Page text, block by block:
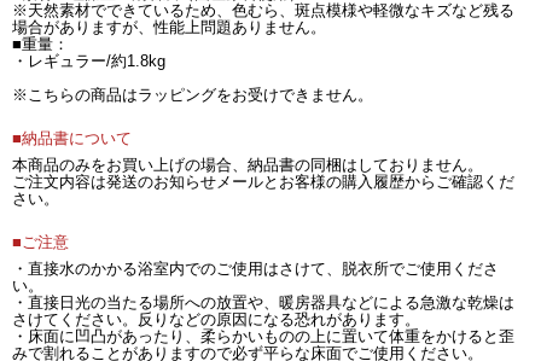
※天然素材でできているため、色むら、斑点模様や軽微なキズなど残る
場合がありますが、性能上問題ありません。
■重量：
・レギュラー/約1.8kg
※こちらの商品はラッピングをお受けできません。
■納品書について
本商品のみをお買い上げの場合、納品書の同梱はしておりません。
ご注文内容は発送のお知らせメールとお客様の購入履歴からご確認くだ
さい。
■ご注意
・直接水のかかる浴室内でのご使用はさけて、脱衣所でご使用くださ
い。
・直接日光の当たる場所への放置や、暖房器具などによる急激な乾燥は
さけてください。反りなどの原因になる恐れがあります。
・床面に凹凸があったり、柔らかいものの上に置いて体重をかけると歪
みで割れることがありますので必ず平らな床面でご使用ください。